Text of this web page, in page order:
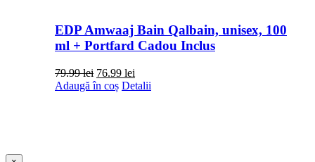
EDP Amwaaj Bain Qalbain, unisex, 100
ml + Portfard Cadou Inclus
79.99lei Prețul
inițial
76.99 leiPrețul
curent
Adaugă în coș Detalii